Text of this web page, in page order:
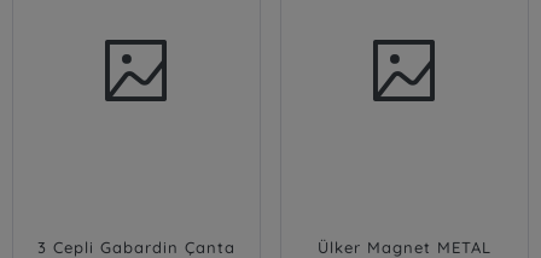
3 Cepli Gabardin Çanta Ülker Magnet METAL